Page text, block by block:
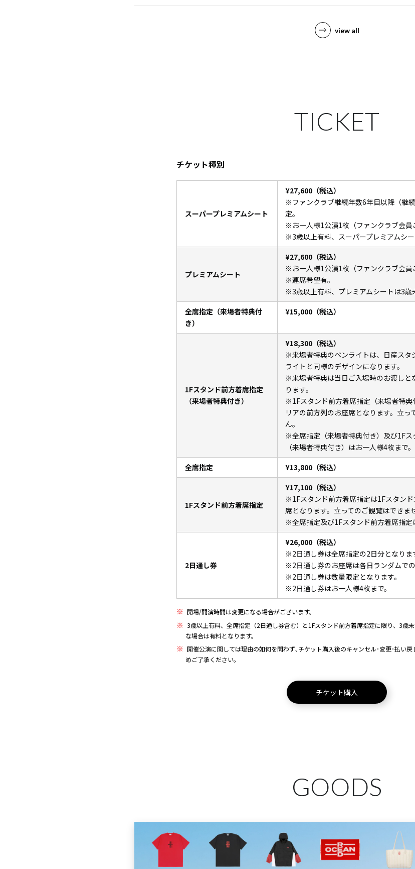
view all
TICKET
チケット種別
スーパープレミアムシート
¥27,600（税込）
※ファンクラブ継続年数6年目以降（継
定。
※お一人様1公演1枚（ファンクラブ会員
※3歳以上有料、スーパープレミアムシー
プレミアムシート
¥27,600（税込）
※お一人様1公演1枚（ファンクラブ会員
※連席希望有。
※3歳以上有料、プレミアムシートは3歳
全席指定（来場者特典付
き）
¥15,000（税込）
1Fスタンド前方着席指定
（来場者特典付き）
¥18,300（税込）
※来場者特典のペンライトは、日産スタ
ライトと同様のデザインになります。
※来場者特典は当日ご入場時のお渡しと
ります。
※1Fスタンド前方着席指定（来場者特典
リアの前方列のお座席となります。立っ
ん。
※全席指定（来場者特典付き）及び1Fス
（来場者特典付き）はお一人様4枚まで。
全席指定
¥13,800（税込）
1Fスタンド前方着席指定
¥17,100（税込）
※1Fスタンド前方着席指定は1Fスタン
席となります。立ってのご観覧はできま
※全席指定及び1Fスタンド前方着席指定
2日通し券
¥26,000（税込）
※2日通し券は全席指定の2日分となりま
※2日通し券のお座席は各日ランダムでの
※2日通し券は数量限定となります。
※2日通し券はお一人様4枚まで。
開場/開演時間は変更になる場合がございます。
3歳以上有料、全席指定（2日通し券含む）と1Fスタンド前方着席指定に限り、3歳
な場合は有料となります。
開催公演に関しては理由の如何を問わず､チケット購入後のキャンセル･変更･払い
めご了承ください。
チケット購入
GOODS